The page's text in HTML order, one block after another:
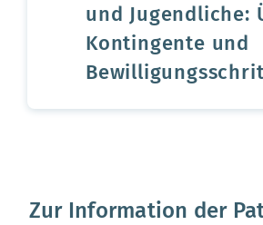
und Jugendliche:
Kontingente und
Zur Information der